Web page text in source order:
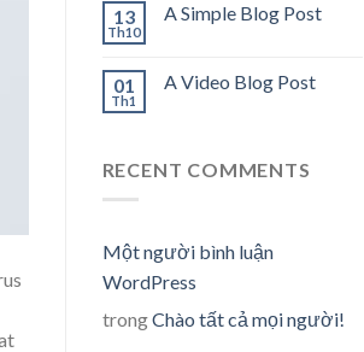
13
Th10
A Simple Blog Post
01
Th1
A Video Blog Post
RECENT COMMENTS
Một người bình luận
WordPress
trongChào tất cả mọi người!